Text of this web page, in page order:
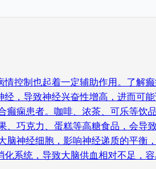
控制也起着一定辅助作用。了解
，导致神经兴奋性增高，进而可
痫患者。咖啡、浓茶、可乐等
巧克力、蛋糕等高糖食品，会
神经细胞，影响神经递质的平
系统，导致大脑供血相对不足，